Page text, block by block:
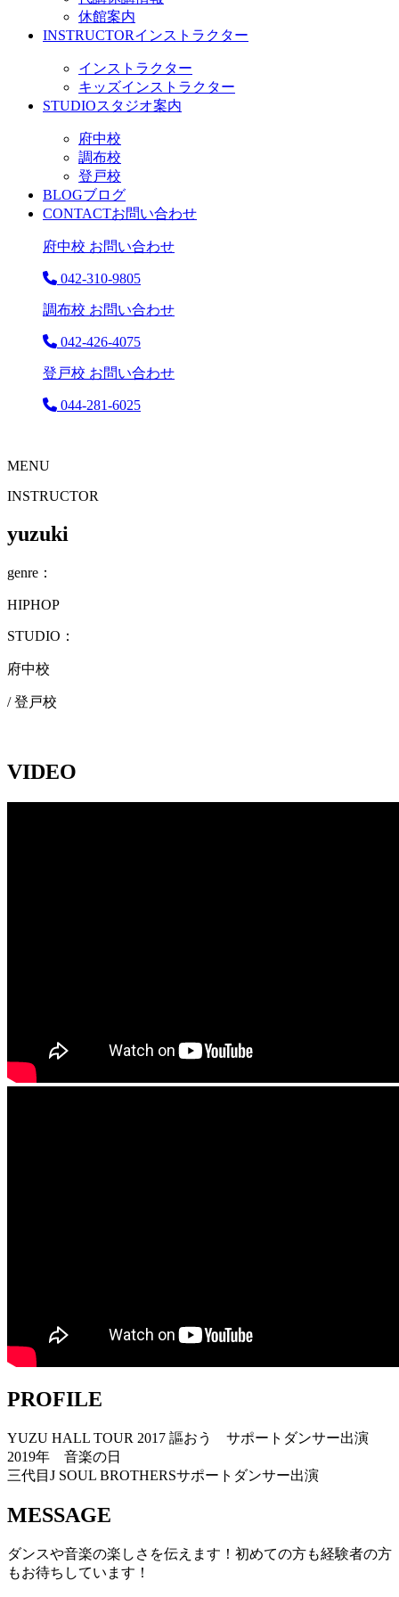
休館案内
INSTRUCTORインストラクター
インストラクター
キッズインストラクター
STUDIOスタジオ案内
府中校
調布校
登戸校
BLOGブログ
CONTACTお問い合わせ
府中校 お問い合わせ
042-310-9805
調布校 お問い合わせ
042-426-4075
登戸校 お問い合わせ
044-281-6025
MENU
INSTRUCTOR
yuzuki
genre：
HIPHOP
STUDIO：
府中校
/ 登戸校
VIDEO
PROFILE
YUZU HALL TOUR 2017 謳おう サポートダンサー出演
2019年 音楽の日
三代目J SOUL BROTHERSサポートダンサー出演
MESSAGE
ダンスや音楽の楽しさを伝えます！初めての方も経験者の方
もお待ちしています！